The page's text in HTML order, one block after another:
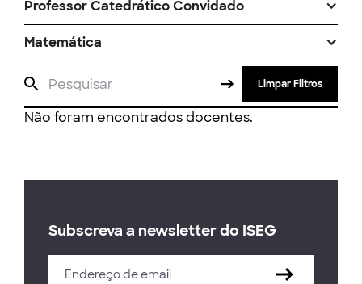
Professor Catedrático Convidado
Matemática
Limpar Filtros
Não foram encontrados docentes.
Subscreva a newsletter do ISEG